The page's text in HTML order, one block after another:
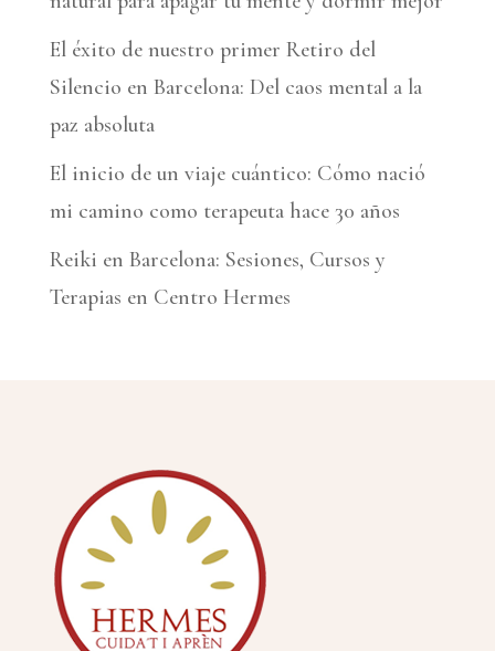
:
El éxito de nuestro primer Retiro del
Silencio en Barcelona: Del caos mental a la
paz absoluta
El inicio de un viaje cuántico: Cómo nació
mi camino como terapeuta hace 30 años
Reiki en Barcelona: Sesiones, Cursos y
Terapias en Centro Hermes